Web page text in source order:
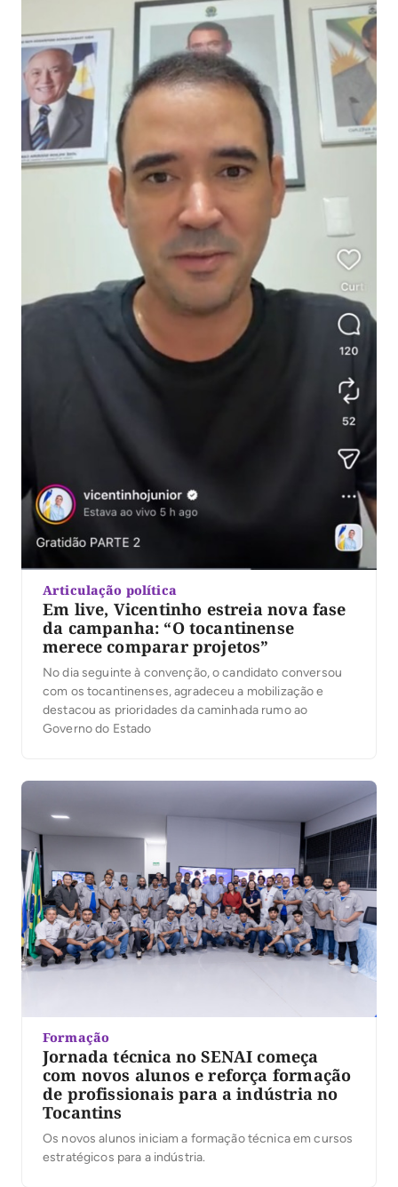
Articulação política
Em live, Vicentinho estreia nova fase
da campanha: “O tocantinense
merece comparar projetos”
No dia seguinte à convenção, o candidato conversou
com os tocantinenses, agradeceu a mobilização e
destacou as prioridades da caminhada rumo ao
Governo do Estado
Formação
Jornada técnica no SENAI começa
com novos alunos e reforça formação
de profissionais para a indústria no
Tocantins
Os novos alunos iniciam a formação técnica em cursos
estratégicos para a indústria.